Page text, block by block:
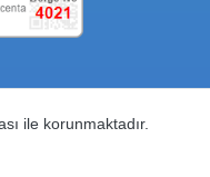
ile korunmaktadır.